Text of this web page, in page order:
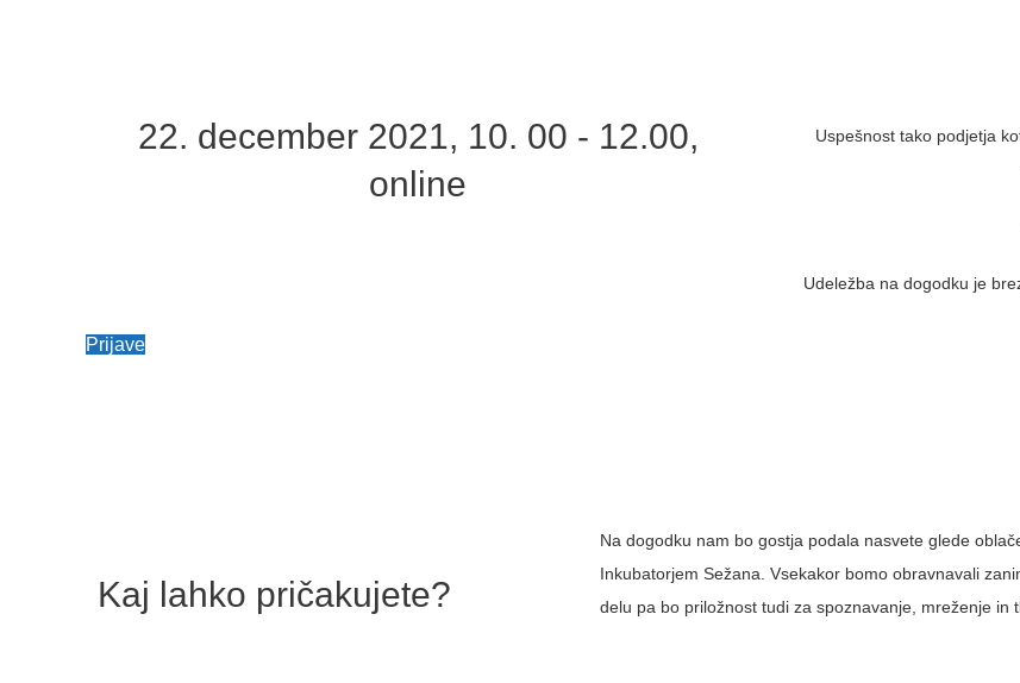
22. december 2021, 10. 00 - 12.00,
online
Prijave
Uspešnost tako podjetja
Udeležba na dogodku je
Kaj lahko pričakujete?
Na dogodku nam bo gostja podala nasvete glede
Inkubatorjem Sežana. Vsekakor bomo obravnavali
delu pa bo priložnost tudi za spoznavanje, mreženje in